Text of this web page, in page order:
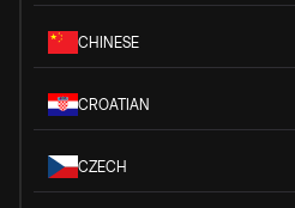
CHINESE
CROATIAN
CZECH